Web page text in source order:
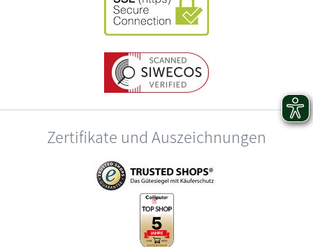
Zertifikate und Auszeichnungen